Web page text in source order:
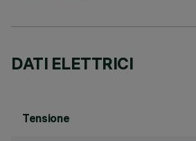
DATI ELETTRICI
Tensione